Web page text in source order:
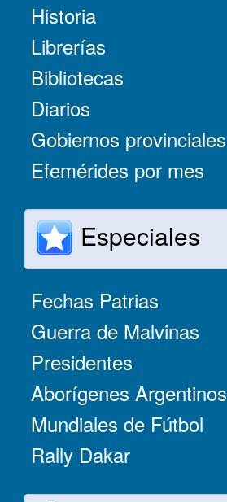
Historia
Librerías
Bibliotecas
Diarios
Gobiernos provinciales
Efemérides por mes
Especiales
Fechas Patrias
Guerra de Malvinas
Presidentes
Aborígenes Argentinos
Mundiales de Fútbol
Rally Dakar